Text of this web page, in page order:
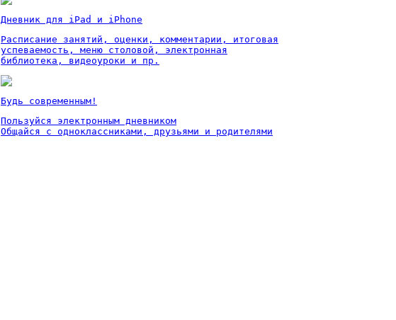
Дневник для iPad и iPhone
Расписание занятий, оценки, комментарии, итоговая
успеваемость, меню столовой, электронная
библиотека, видеоуроки и пр.
Будь современным!
Пользуйся электронным дневником
Общайся с одноклассниками, друзьями и родителями